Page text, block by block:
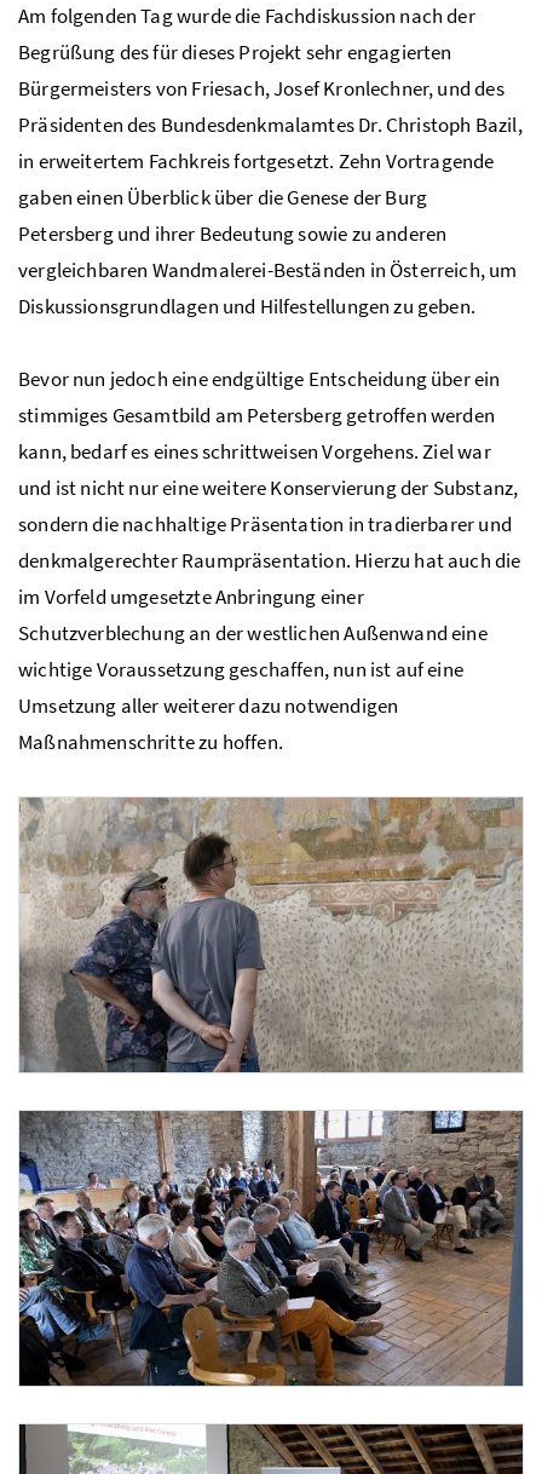
Am folgenden Tag wurde die Fachdiskussion nach der
Begrüßung des für dieses Projekt sehr engagierten
Bürgermeisters von Friesach, Josef Kronlechner, und des
Präsidenten des Bundesdenkmalamtes Dr. Christoph Bazil,
in erweitertem Fachkreis fortgesetzt. Zehn Vortragende
gaben einen Überblick über die Genese der Burg
Petersberg und ihrer Bedeutung sowie zu anderen
vergleichbaren Wandmalerei-Beständen in Österreich, um
Diskussionsgrundlagen und Hilfestellungen zu geben.
Bevor nun jedoch eine endgültige Entscheidung über ein
stimmiges Gesamtbild am Petersberg getroffen werden
kann, bedarf es eines schrittweisen Vorgehens. Ziel war
und ist nicht nur eine weitere Konservierung der Substanz,
sondern die nachhaltige Präsentation in tradierbarer und
denkmalgerechter Raumpräsentation. Hierzu hat auch die
im Vorfeld umgesetzte Anbringung einer
Schutzverblechung an der westlichen Außenwand eine
wichtige Voraussetzung geschaffen, nun ist auf eine
Umsetzung aller weiterer dazu notwendigen
Maßnahmenschritte zu hoffen.
Fachgespräch Fragmentierte Raumzustände Restaurierung der